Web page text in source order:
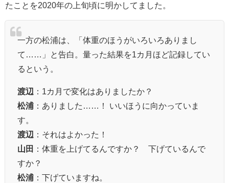
たことを2020年の上旬頃に明かしてました。
一方の松浦は、「体重のほうがいろいろありまし
て……」と告白。量った結果を1カ月ほど記録してい
るという。
渡辺
：1カ月で変化はありましたか？
松浦 ：ありました……！ いいほうに向かっていま
す。
渡辺
：それはよかった！
山田
：体重を上げてるんですか？ 下げているんで
すか？
松浦 ：下げていますね。